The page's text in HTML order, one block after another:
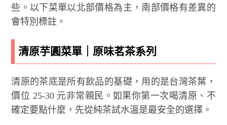
些。以下菜單以北部價格為主，南部價格有差異的
會特別標註。
清原芋圓菜單｜原味茗茶系列
清原的茶底是所有飲品的基礎，用的是台灣茶葉，
價位 25-30 元非常親民。如果你第一次喝清原、不
確定要點什麼，先從純茶試水溫是最安全的選擇。